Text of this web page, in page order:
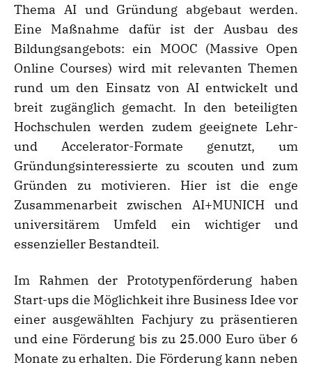
Thema AI und Gründung abgebaut werden.
Eine Maßnahme dafür ist der Ausbau des
Bildungsangebots: ein MOOC (Massive Open
Online Courses) wird mit relevanten Themen
rund um den Einsatz von AI entwickelt und
breit zugänglich gemacht. In den beteiligten
Hochschulen werden zudem geeignete Lehr-
und Accelerator-Formate genutzt, um
Gründungsinteressierte zu scouten und zum
Gründen zu motivieren. Hier ist die enge
Zusammenarbeit zwischen AI+MUNICH und
universitärem Umfeld ein wichtiger und
essenzieller Bestandteil.
Im Rahmen der Prototypenförderung haben
Start-ups die Möglichkeit ihre Business Idee vor
einer ausgewählten Fachjury zu präsentieren
und eine Förderung bis zu 25.000 Euro über 6
Monate zu erhalten. Die Förderung kann neben